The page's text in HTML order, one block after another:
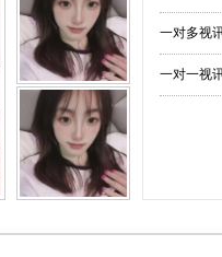
一对多视
一对一视